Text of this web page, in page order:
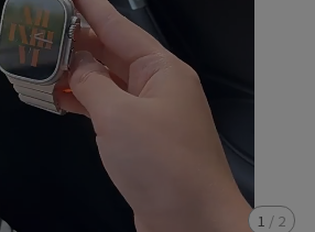
1 / 2